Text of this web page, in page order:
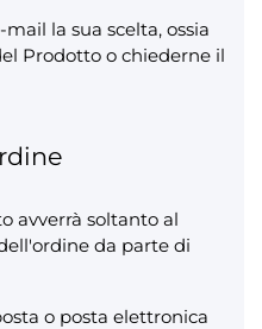
la sua scelta, ossia
Prodotto o chiederne il
avverrà soltanto al
da parte di
o posta elettronica